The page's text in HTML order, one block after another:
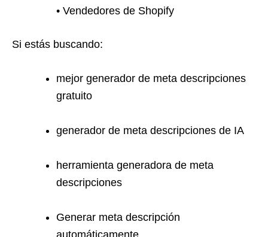
• Vendedores de Shopify
Si estás buscando:
mejor generador de meta descripciones
gratuito
generador de meta descripciones de IA
herramienta generadora de meta
descripciones
Generar meta descripción